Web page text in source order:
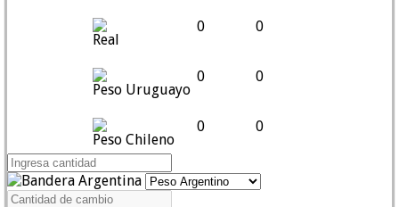
Real
0 0
Peso Uruguayo
0 0
Peso Chileno
0 0